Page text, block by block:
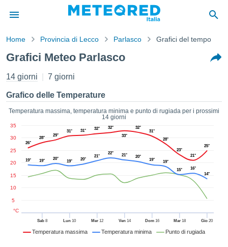
di
stati
da
che le
di
a
Web
le
Home Provincia di Lecco Parlasco Grafici del tempo
Grafici Meteo Parlasco
14 giorni 7 giorni
Grafico delle Temperature
Temperatura massima, temperatura minima e punto di rugiada per i prossimi
14 giorni
Temperatura massima Temperatura minima Punto di rugiada
Sab8 Lun 10 Mer12 Ven14 Dom16 Mar18 Gio 20
5
10
15
20
25
30
35
°C
26°
28°
29°
31° 31° 32°
32°
33°
32°
31°
28°
23°
21°
25°
19° 19° 20°
19° 20°
21°
22° 21° 20°
19°
19°
15°
16°
14°